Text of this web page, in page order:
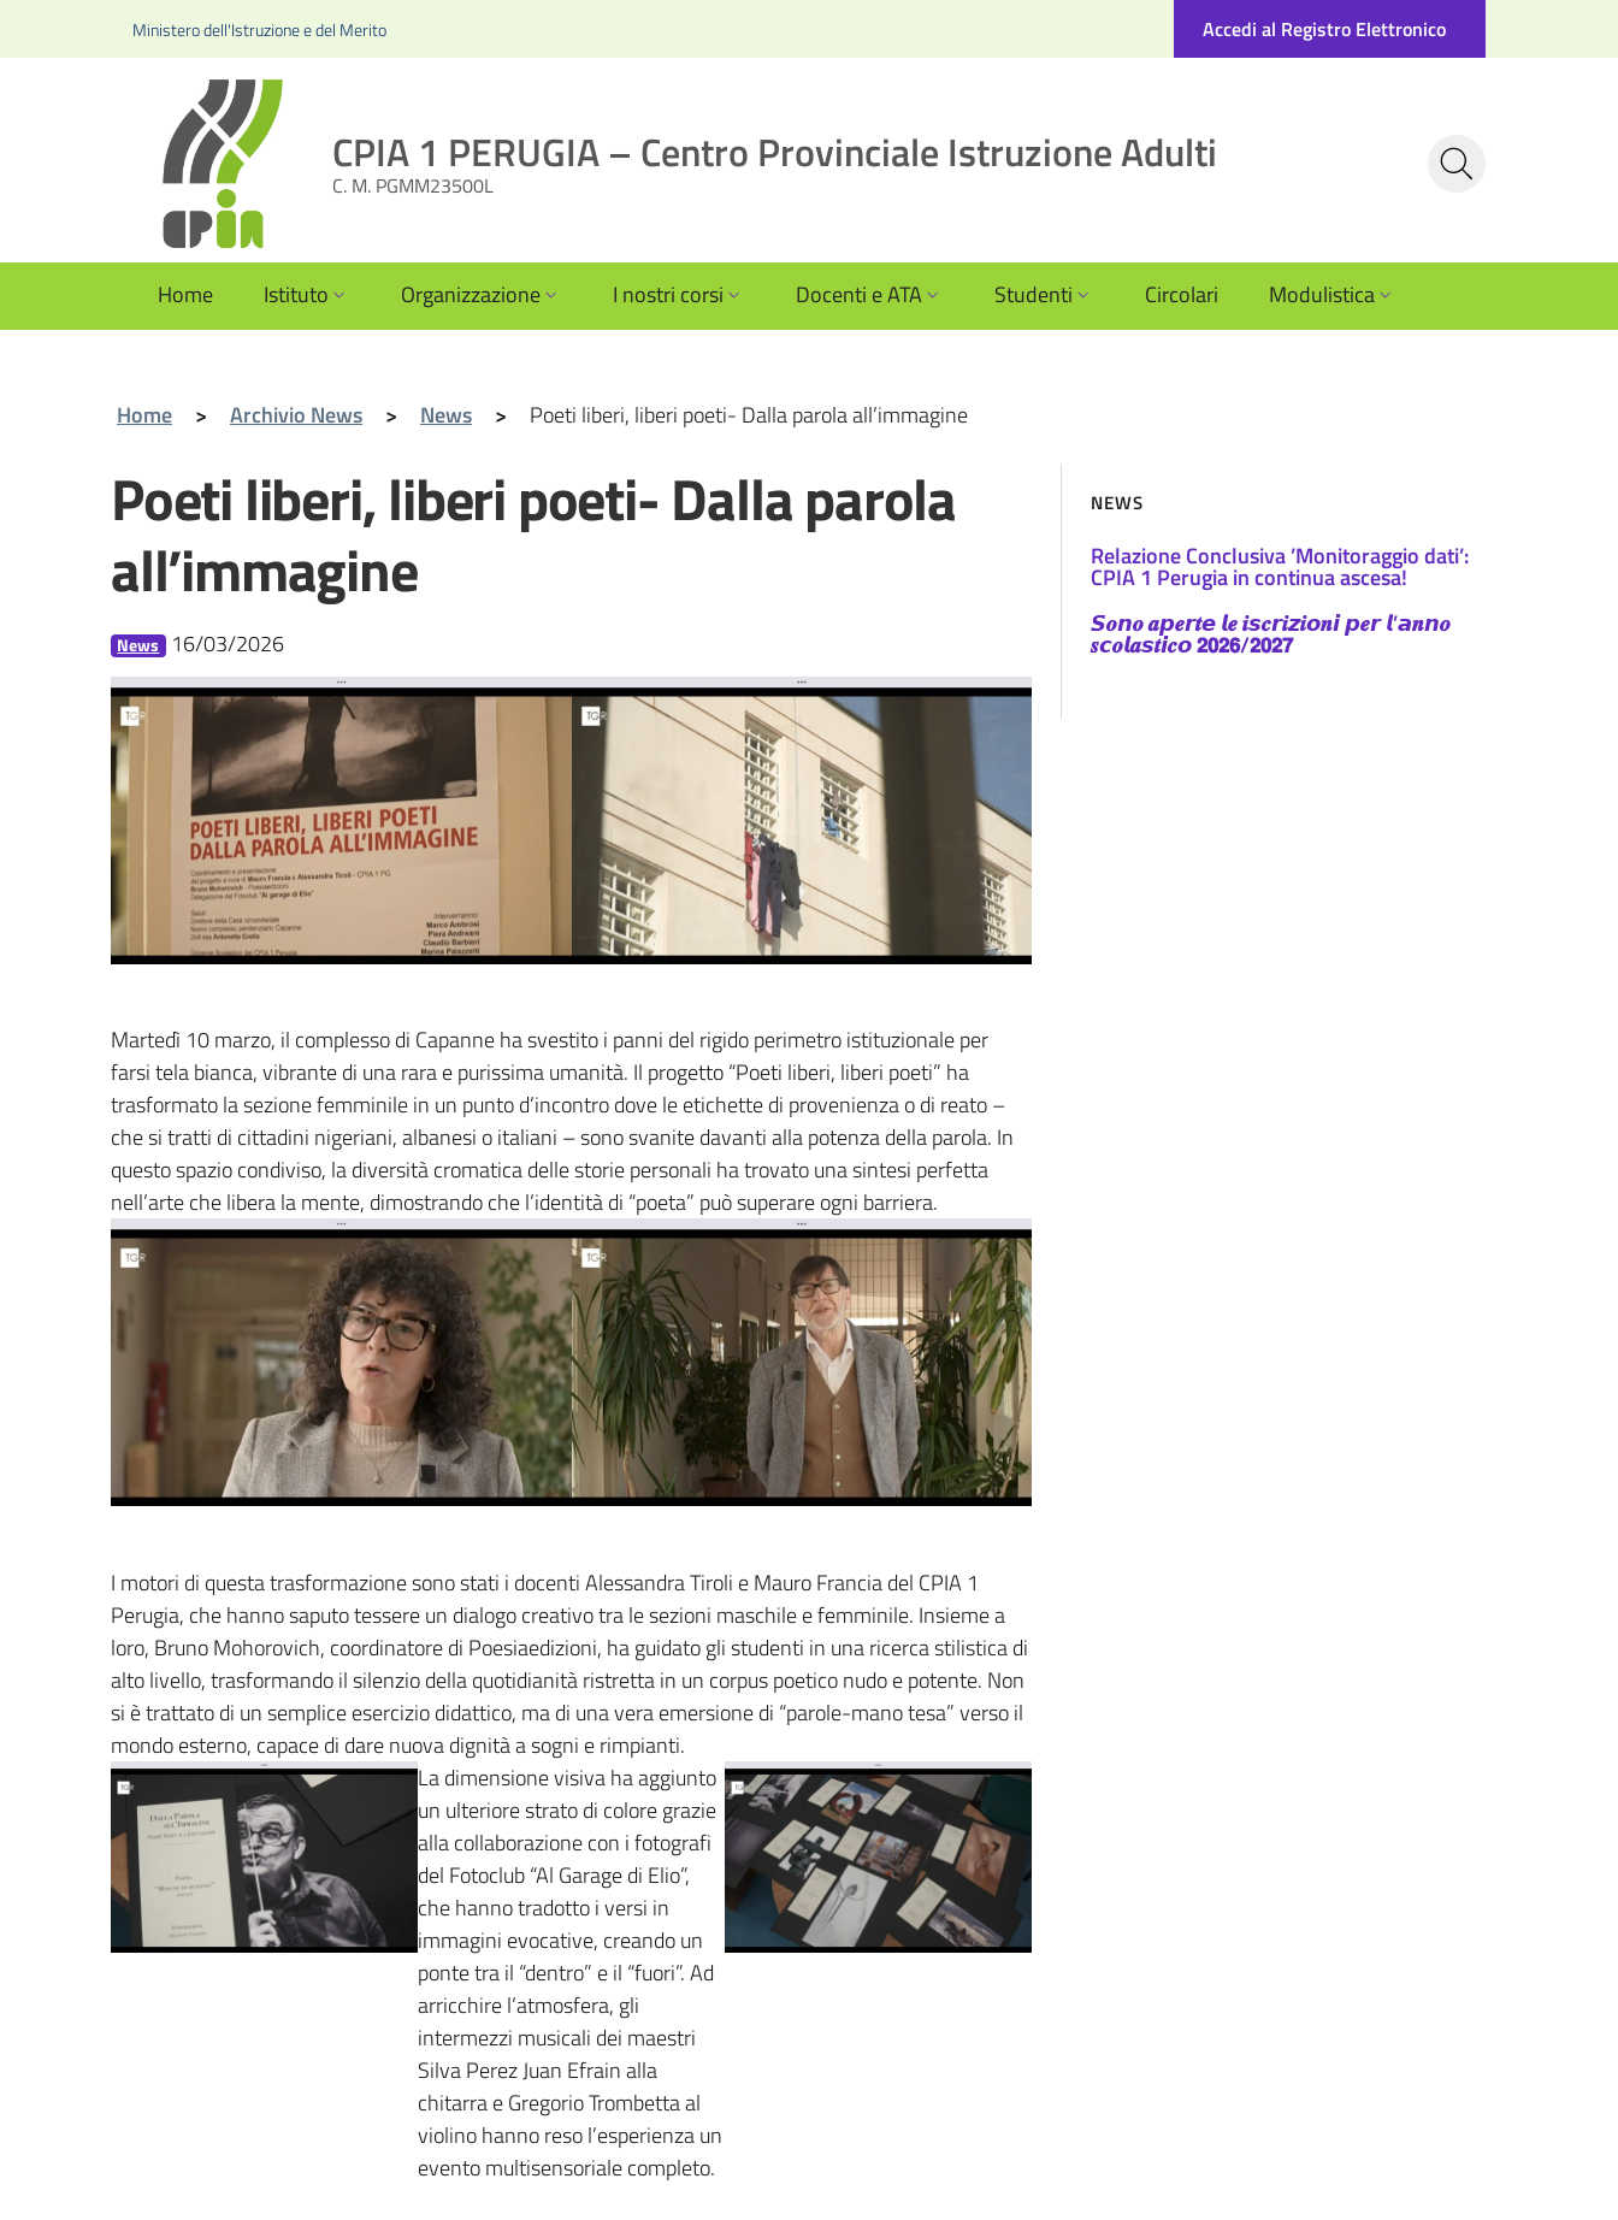
Ministero dell'Istruzione e del Merito Accedi al Registro Elettronico
CPIA 1 PERUGIA – Centro Provinciale Istruzione Adulti
C. M. PGMM23500L
Home Istituto Organizzazione I nostri corsi Docenti e ATA Studenti Circolari Modulistica
Home > Archivio News > News > Poeti liberi, liberi poeti- Dalla parola all’immagine
Poeti liberi, liberi poeti- Dalla parola
all’immagine
News 16/03/2026
Martedì 10 marzo, il complesso di Capanne ha svestito i panni del rigido perimetro istituzionale per
farsi tela bianca, vibrante di una rara e purissima umanità. Il progetto “Poeti liberi, liberi poeti” ha
trasformato la sezione femminile in un punto d’incontro dove le etichette di provenienza o di reato –
che si tratti di cittadini nigeriani, albanesi o italiani – sono svanite davanti alla potenza della parola. In
questo spazio condiviso, la diversità cromatica delle storie personali ha trovato una sintesi perfetta
nell’arte che libera la mente, dimostrando che l’identità di “poeta” può superare ogni barriera.
I motori di questa trasformazione sono stati i docenti Alessandra Tiroli e Mauro Francia del CPIA 1
Perugia, che hanno saputo tessere un dialogo creativo tra le sezioni maschile e femminile. Insieme a
loro, Bruno Mohorovich, coordinatore di Poesiaedizioni, ha guidato gli studenti in una ricerca stilistica di
alto livello, trasformando il silenzio della quotidianità ristretta in un corpus poetico nudo e potente. Non
si è trattato di un semplice esercizio didattico, ma di una vera emersione di “parole-mano tesa” verso il
mondo esterno, capace di dare nuova dignità a sogni e rimpianti.
La dimensione visiva ha aggiunto
un ulteriore strato di colore grazie
alla collaborazione con i fotografi
del Fotoclub “Al Garage di Elio”,
che hanno tradotto i versi in
immagini evocative, creando un
ponte tra il “dentro” e il “fuori”. Ad
arricchire l’atmosfera, gli
intermezzi musicali dei maestri
Silva Perez Juan Efrain alla
chitarra e Gregorio Trombetta al
violino hanno reso l’esperienza un
evento multisensoriale completo.
NEWS
Relazione Conclusiva ’Monitoraggio dati’:
CPIA 1 Perugia in continua ascesa!
𝙎𝒐𝙣𝒐 𝒂𝙥𝒆𝙧𝒕𝙚 𝙡𝒆 𝒊𝙨𝒄𝙧𝒊𝙯𝒊𝙤𝒏𝙞 𝙥𝒆𝙧 𝙡’𝙖𝒏𝙣𝒐
𝒔𝙘𝒐𝙡𝒂𝙨𝒕𝙞𝒄𝙤 𝟮𝟬𝟮𝟲/𝟮𝟬𝟮𝟳